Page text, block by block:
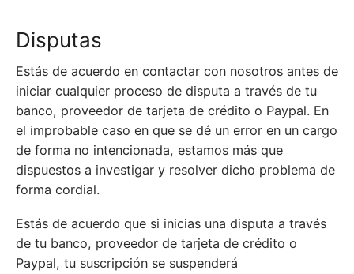
Disputas
Estás de acuerdo en contactar con nosotros antes de
iniciar cualquier proceso de disputa a través de tu
banco, proveedor de tarjeta de crédito o Paypal. En
el improbable caso en que se dé un error en un cargo
de forma no intencionada, estamos más que
dispuestos a investigar y resolver dicho problema de
forma cordial.
Estás de acuerdo que si inicias una disputa a través
de tu banco, proveedor de tarjeta de crédito o
Paypal, tu suscripción se suspenderá